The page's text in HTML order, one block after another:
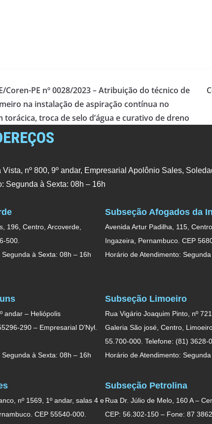
Coren-PE nº 0028/2023 – Atribuição do técnico de
na instalação de aspiração contínua no
torácica, troca de selo d’água e curativo de dreno
nº 800, 9º andar, Empresarial Apolônio Sales,
Segunda à Sexta: 08h – 16h
196, Centro, Arcoverde,
500.
à Sexta: 08h – 16h
Subseção Afogados da
Avenida Artur Padilha, 115,
Ingazeira, Pernambuco. CEP
Horário de Atendimento:
andar – Heliópolis
290 – Empresarial D’Nyl.
à Sexta: 08h – 16h
Subseção Limoeiro
Rua Vigário Joaquim Pinto, nº
Galeria São josé, Centro,
55.700-000. Telefone: (81) 3628-
Horário de Atendimento:
nº 1569, 1º andar, salas 4 e
CEP 55540-000.
Subseção Petrolina
Rua Dr. Júlio de Melo, 160 A –
CEP: 56.302-150 – Fone: 87